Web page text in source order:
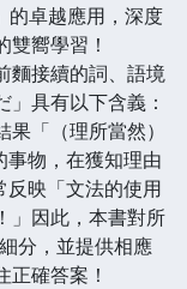
的卓越應用，深度
嚮學習！
接續的詞、語境
具有以下含義：
「（理所當然）
物，在獲知理由
映「文法的使用
」因此，本書對所
分，並提供相應
確答案！